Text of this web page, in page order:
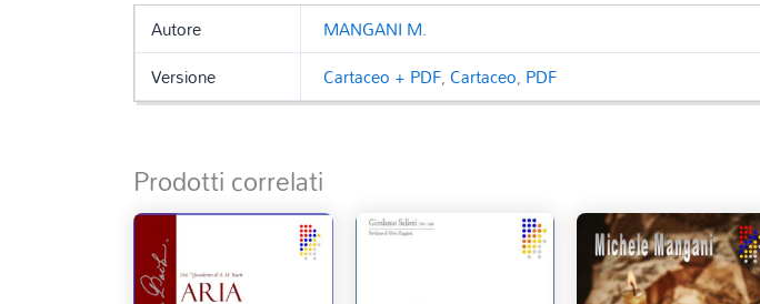
Autore
MANGANI M.
Versione
Cartaceo + PDF,Cartaceo, PDF
Prodotti correlati